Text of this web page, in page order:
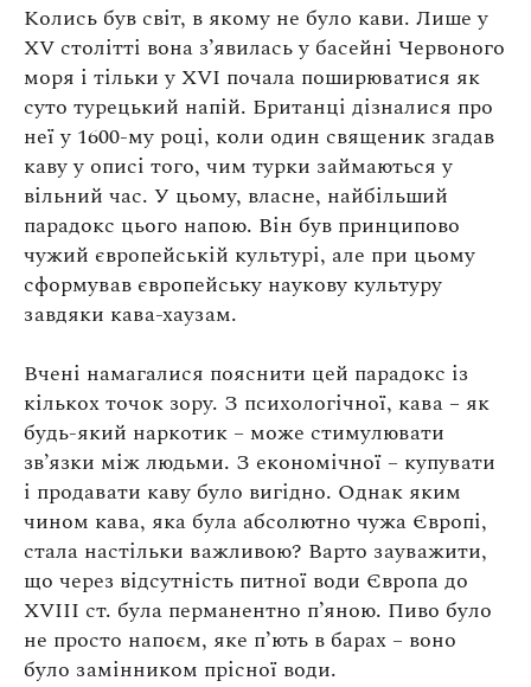
Колись був світ, в якому не було кави. Лише у
XV столітті вона з’явилась у басейні Червоного
моря і тільки у XVI почала поширюватися як
суто турецький напій. Британці дізналися про
неї у 1600-му році, коли один священик згадав
каву у описі того, чим турки займаються у
вільний час. У цьому, власне, найбільший
парадокс цього напою. Він був принципово
чужий європейській культурі, але при цьому
сформував європейську наукову культуру
завдяки кава-хаузам.
Вчені намагалися пояснити цей парадокс із
кількох точок зору. З психологічної, кава – як
будь-який наркотик – може стимулювати
зв’язки між людьми. З економічної – купувати
і продавати каву було вигідно. Однак яким
чином кава, яка була абсолютно чужа Європі,
стала настільки важливою? Варто зауважити,
що через відсутність питної води Європа до
XVIII ст. була перманентно п’яною. Пиво було
не просто напоєм, яке п’ють в барах – воно
було замінником прісної води.